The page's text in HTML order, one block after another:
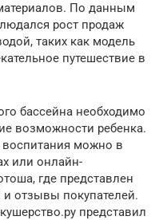
По данным
рост продаж
таких как модель
путешествие в
бассейна необходимо
возможности ребенка.
воспитания можно в
или онлайн-
где представлен
отзывы покупателей.
представил